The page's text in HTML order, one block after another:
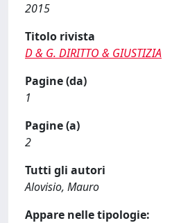
2015
Titolo rivista
D & G. DIRITTO & GIUSTIZIA
Pagine (da)
1
Pagine (a)
2
Tutti gli autori
Alovisio, Mauro
Appare nelle tipologie: